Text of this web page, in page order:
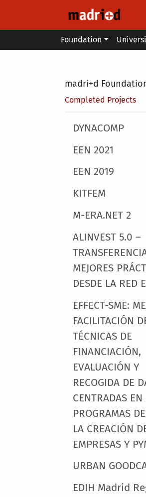
Main menu
Foundation
madri+d
Completed Projects
Main menu
DYNACOMP
EEN 2021
EEN 2019
KITFEM
M-ERA.NET 2
ALINVEST 5.0 –
MEJORES
DESDE LA RED
EFFECT-SME:
FACILITACIÓN
TÉCNICAS DE
FINANCIACIÓN,
EVALUACIÓN Y
RECOGIDA DE
CENTRADAS EN
PROGRAMAS
LA CREACIÓN
EMPRESAS Y
URBAN
EDIH Madrid